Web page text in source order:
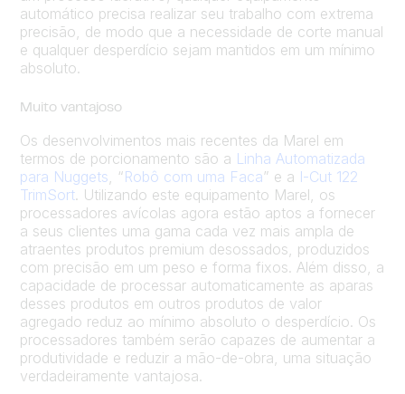
automático precisa realizar seu trabalho com extrema
precisão, de modo que a necessidade de corte manual
e qualquer desperdício sejam mantidos em um mínimo
absoluto.
Muito vantajoso
Os desenvolvimentos mais recentes da Marel em
termos de porcionamento são a Linha Automatizada
para Nuggets , “Robô com uma Faca” e a I-Cut 122
TrimSort. Utilizando este equipamento Marel, os
processadores avícolas agora estão aptos a fornecer
a seus clientes uma gama cada vez mais ampla de
atraentes produtos premium desossados, produzidos
com precisão em um peso e forma fixos. Além disso, a
capacidade de processar automaticamente as aparas
desses produtos em outros produtos de valor
agregado reduz ao mínimo absoluto o desperdício. Os
processadores também serão capazes de aumentar a
produtividade e reduzir a mão-de-obra, uma situação
verdadeiramente vantajosa.